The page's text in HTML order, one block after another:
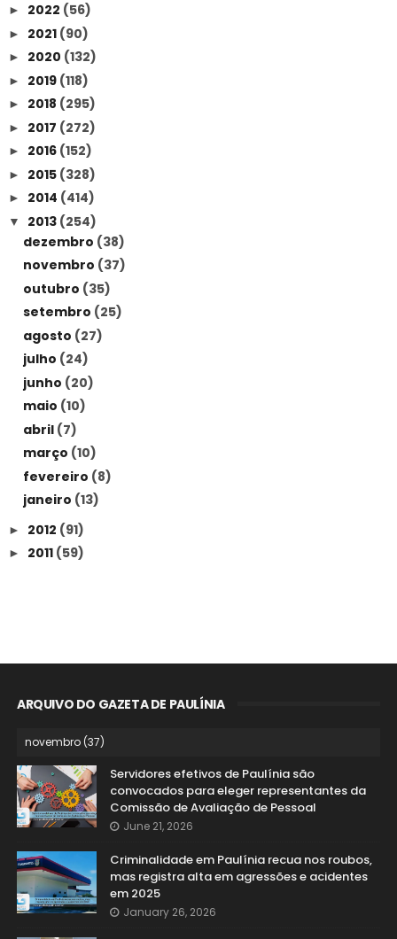
► 2022 (56)
► 2021 (90)
► 2020 (132)
► 2019 (118)
► 2018 (295)
► 2017 (272)
► 2016 (152)
► 2015 (328)
► 2014 (414)
▼ 2013 (254)
dezembro (38)
novembro (37)
outubro (35)
setembro (25)
agosto (27)
julho (24)
junho (20)
maio (10)
abril (7)
março (10)
fevereiro (8)
janeiro (13)
► 2012 (91)
► 2011 (59)
ARQUIVO DO GAZETA DE PAULÍNIA
Servidores efetivos de Paulínia são
convocados para eleger representantes da
Comissão de Avaliação de Pessoal
June 21, 2026
Criminalidade em Paulínia recua nos roubos,
mas registra alta em agressões e acidentes
em 2025
January 26, 2026